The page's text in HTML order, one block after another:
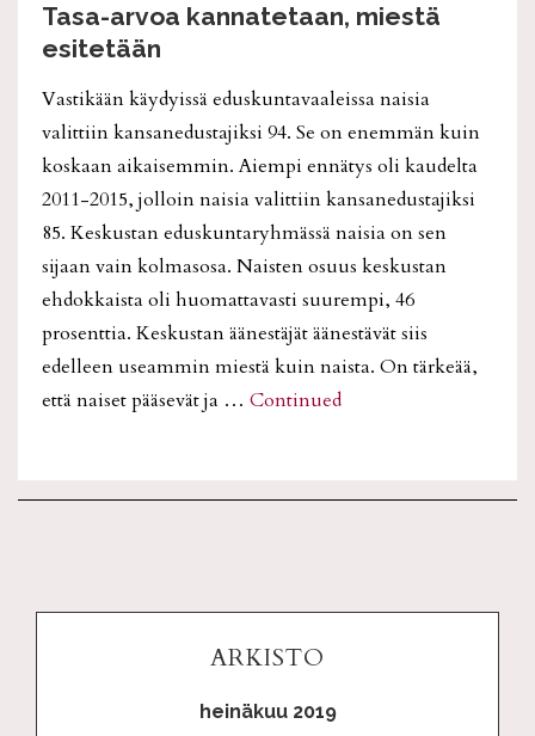
Tasa-arvoa kannatetaan, miestä
esitetään
Vastikään käydyissä eduskuntavaaleissa naisia
valittiin kansanedustajiksi 94. Se on enemmän kuin
koskaan aikaisemmin. Aiempi ennätys oli kaudelta
2011-2015, jolloin naisia valittiin kansanedustajiksi
85. Keskustan eduskuntaryhmässä naisia on sen
sijaan vain kolmasosa. Naisten osuus keskustan
ehdokkaista oli huomattavasti suurempi, 46
prosenttia. Keskustan äänestäjät äänestävät siis
edelleen useammin miestä kuin naista. On tärkeää,
että naiset pääsevät ja … Continued
ARKISTO
heinäkuu 2019